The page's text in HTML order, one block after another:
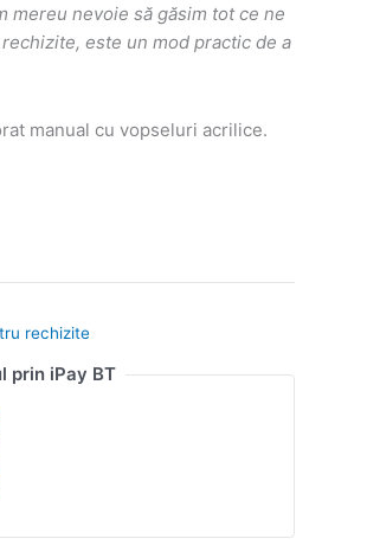
mereu nevoie să găsim tot ce ne
este un mod practic de a
manual cu vopseluri acrilice.
rechizite
prin iPay BT